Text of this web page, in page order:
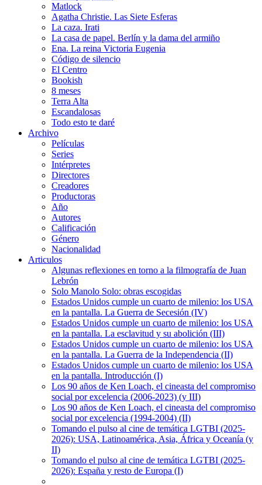
Matlock
Agatha Christie. Las Siete Esferas
La caza. Irati
La casa de papel. Berlín y la dama del armiño
Ena. La reina Victoria Eugenia
Código de silencio
El Centro
Bookish
8 meses
Terra Alta
Escandalosas
Todo esto te daré
Archivo
Películas
Series
Intérpretes
Directores
Creadores
Productoras
Año
Autores
Calificación
Género
Nacionalidad
Articulos
Algunas reflexiones en torno a la filmografía de Juan
Lebrón
Solo Manolo Solo: obras escogidas
Estados Unidos cumple un cuarto de milenio: los USA
en la pantalla. La Guerra de Secesión (IV)
Estados Unidos cumple un cuarto de milenio: los USA
en la pantalla. La esclavitud y su abolición (III)
Estados Unidos cumple un cuarto de milenio: los USA
en la pantalla. La Guerra de la Independencia (II)
Estados Unidos cumple un cuarto de milenio: los USA
en la pantalla. Introducción (I)
Los 90 años de Ken Loach, el cineasta del compromiso
social por excelencia (2006-2023) (y III)
Los 90 años de Ken Loach, el cineasta del compromiso
social por excelencia (1994-2004) (II)
Tomando el pulso al cine de temática LGTBI (2025-
2026): USA, Latinoamérica, Asia, África y Oceanía (y
II)
Tomando el pulso al cine de temática LGTBI (2025-
2026): España y resto de Europa (I)